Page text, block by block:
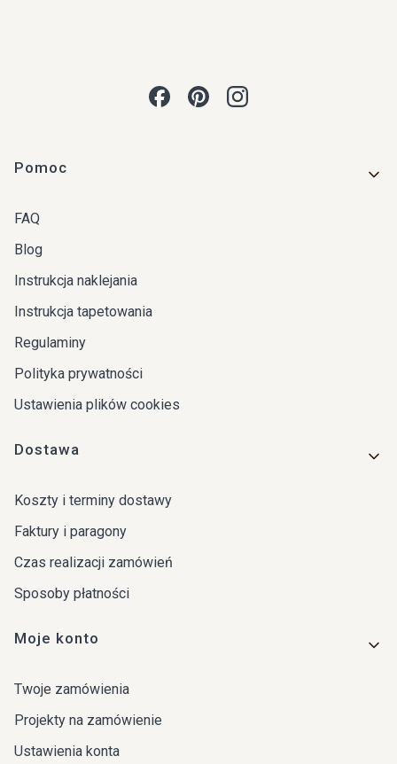
Linki w stopce
Pomoc
FAQ
Blog
Instrukcja naklejania
Instrukcja tapetowania
Regulaminy
Polityka prywatności
Ustawienia plików cookies
Dostawa
Koszty i terminy dostawy
Faktury i paragony
Czas realizacji zamówień
Sposoby płatności
Moje konto
Twoje zamówienia
Projekty na zamówienie
Ustawienia konta